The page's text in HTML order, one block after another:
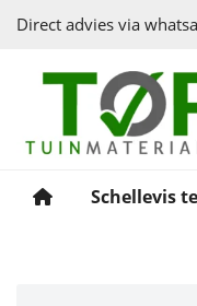
Direct advies via
Schellevis